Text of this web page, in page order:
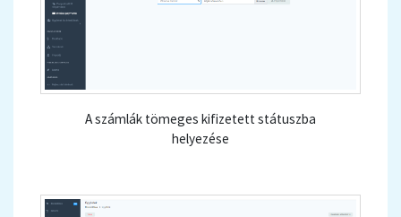
A számlák tömeges kifizetett státuszba
helyezése